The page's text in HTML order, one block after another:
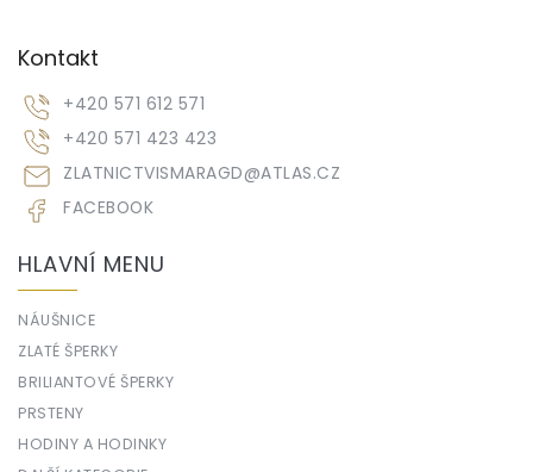
Kontakt
ZLATNICTVISMARAGD@ATLAS.CZ
+420 571 612 571
+420 571 423 423
FACEBOOK
HLAVNÍ MENU
NÁUŠNICE
ZLATÉ ŠPERKY
BRILIANTOVÉ ŠPERKY
PRSTENY
HODINY A HODINKY